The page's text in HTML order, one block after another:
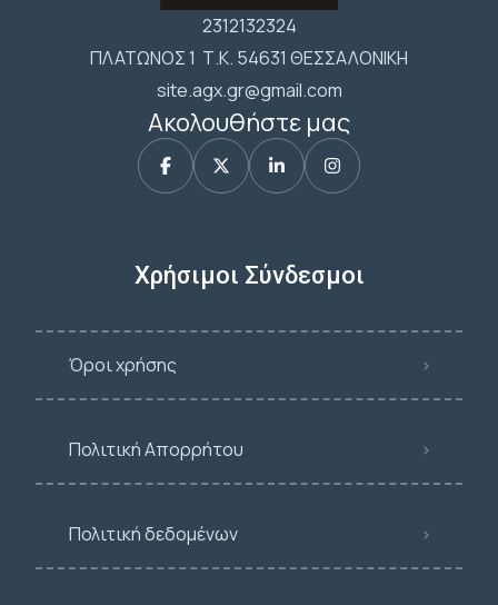
2312132324
ΠΛΑΤΩΝΟΣ 1 Τ.Κ. 54631 ΘΕΣΣΑΛΟΝΙΚΗ
site.agx.gr@gmail.com
Ακολουθήστε μας
Χρήσιμοι Σύνδεσμοι
Όροι χρήσης
Πολιτική Απορρήτου
Πολιτική δεδομένων